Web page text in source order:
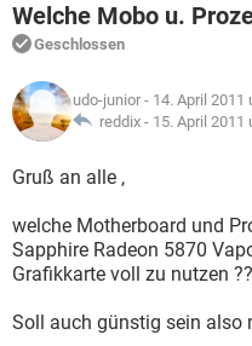
WHATSAPP
FACEBOOK
WINDOWS 10
WHATSAPP
FACEBOOK
SPIELE
ANDROID
WINDOWS 10
WHATSAPP
FACEBOOK
FORUM
SPIELE
ANDROID
FACEBOOK
LEXIKON
SPIELE
ANDROID
WINDOWS 10
WHATSAPP
Welche Mobo u.
Geschlossen
udo-junior - 14. April 2011
reddix - 15. April 2011
Gruß an alle ,
welche Motherboard und
Sapphire Radeon 5870
Grafikkarte voll zu nutzen
Soll auch günstig sein also